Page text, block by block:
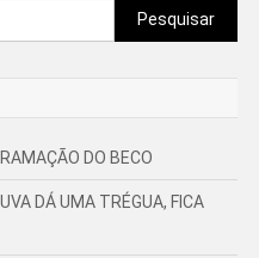
Pesquisar
por:
DO BECO
DÁ UMA TRÉGUA, FICA